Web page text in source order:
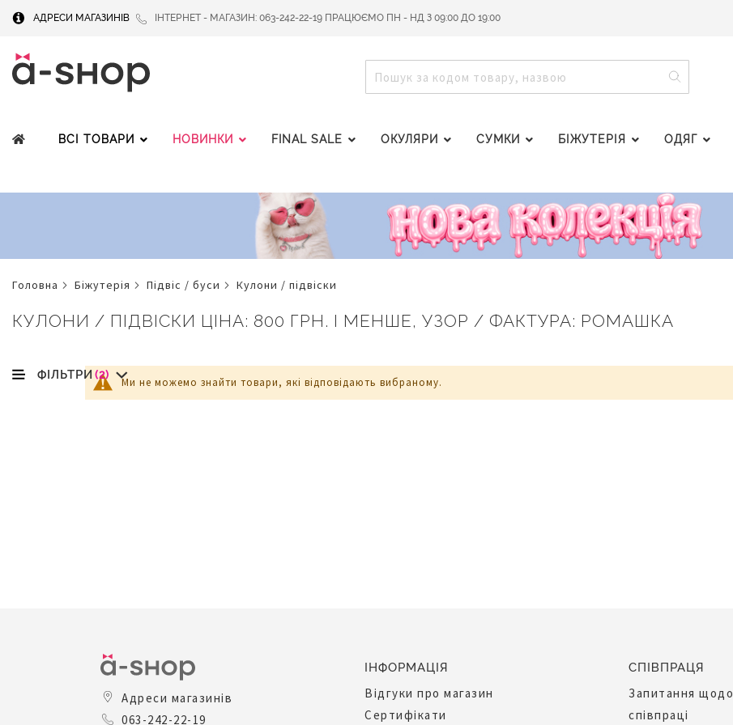
АДРЕСИ МАГАЗИНІВ ІНТЕРНЕТ - МАГАЗИН: 063-242-22-19 ПРАЦЮЄМО ПН - НД З 09:00 ДО 19:00
ПОШУК
ВСІ ТОВАРИ НОВИНКИ FINAL SALE ОКУЛЯРИ СУМКИ БІЖУТЕРІЯ ОДЯГ
головна біжутерія підвіс / буси кулони / підвіски
КУЛОНИ / ПІДВІСКИ ЦІНА: 800 ГРН. І МЕНШЕ, УЗОР / ФАКТУРА: РОМАШКА
Ми не можемо знайти товари, які відповідають вибраному.
ФІЛЬТРИ (2)
Адреси магазинів
063-242-22-19
ІНФОРМАЦІЯ
Відгуки про магазин
Сертифікати
СПІВПРАЦЯ
Запитання щодо
співпраці